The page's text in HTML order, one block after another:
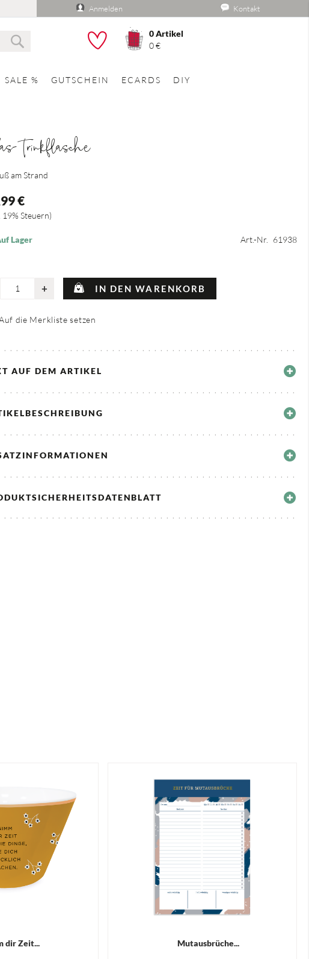
Anmelden Kontakt
0Artikel
0 €
SALE % GUTSCHEIN ECARDS DIY
Trinkflasche
am Strand
€
19% Steuern
Lager Art.-Nr. 61938
+ IN DEN WARENKORB
die Merkliste setzen
AUF DEM ARTIKEL
dir Zeit... Mutausbrüche...